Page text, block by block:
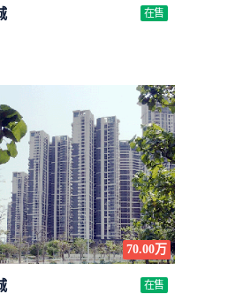
在售
70.00万
在售